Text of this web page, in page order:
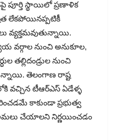
పూర్తి స్థాయిలో ప్రణాళిక
లేకపోయినప్పటికీ
వర్గాల నుంచి అనుకూల,
తల్లిదండ్రుల నుంచి
తెలంగాణ రాష్ట
వచ్చిన టీఆర్ఎస్ ఏడేళ్ళ
కాకుండా ప్రభుత్వ
చేయాలని నిర్ణయించడం